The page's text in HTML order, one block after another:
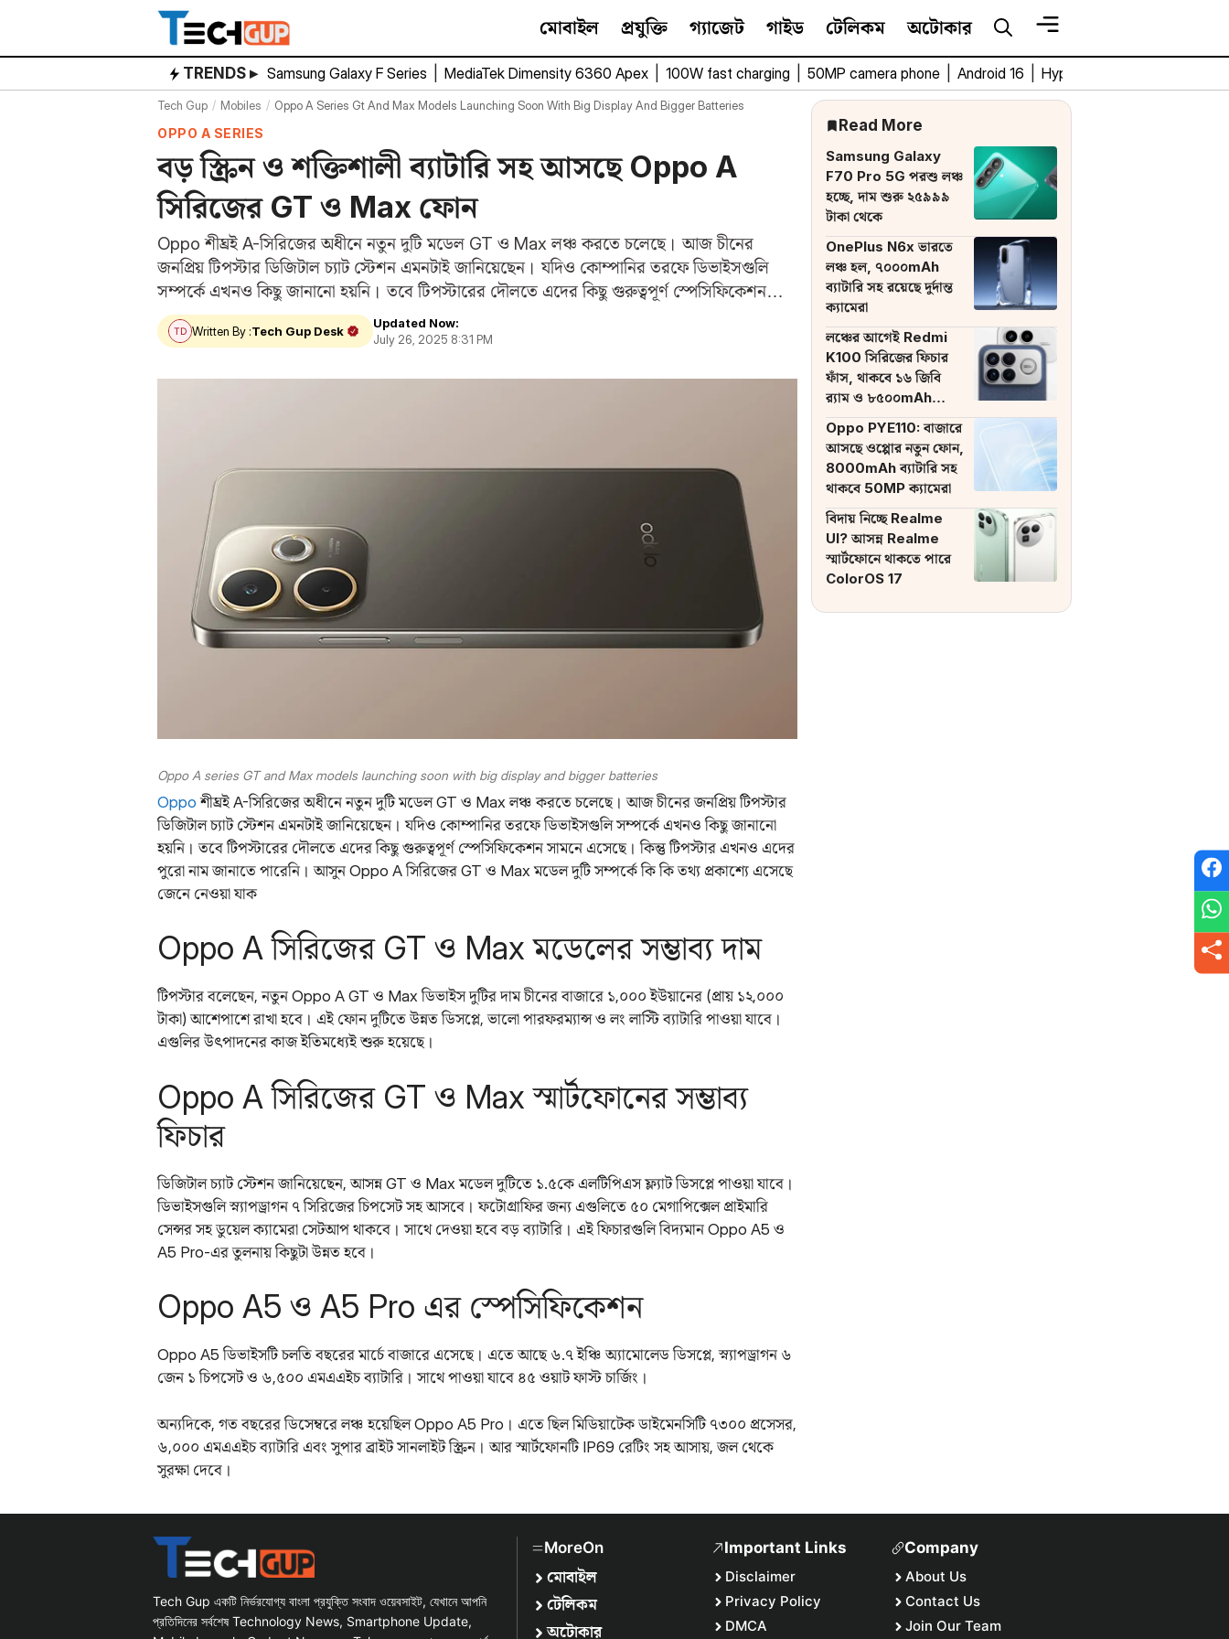
content
মোবাইল প্রযুক্তি গ্যাজেট গাইড টেলিকম অটোকার
TRENDS ▸ Samsung Galaxy F Series MediaTek Dimensity 6360 Apex 100W fast charging 50MP camera phone Android 16 HyperOS 3
Tech Gup Mobiles Oppo A Series Gt And Max Models Launching Soon With Big Display And Bigger Batteries
OPPO A SERIES
বড় স্ক্রিন ও শক্তিশালী ব্যাটারি সহ আসছে Oppo A
সিরিজের GT ও‌ Max ফোন
Oppo শীঘ্রই A-সিরিজের অধীনে নতুন দুটি মডেল GT ও Max লঞ্চ করতে চলেছে। আজ চীনের
জনপ্রিয় টিপস্টার ডিজিটাল চ্যাট স্টেশন এমনটাই জানিয়েছেন। যদিও কোম্পানির তরফে ডিভাইসগুলি
সম্পর্কে এখনও কিছু জানানো হয়নি। তবে টিপস্টারের দৌলতে এদের কিছু গুরুত্বপূর্ণ স্পেসিফিকেশন
সামনে এসেছে।…
Written By :Tech Gup Desk
Updated Now:
July 26, 2025 8:31 PM
Oppo A series GT and Max models launching soon with big display and bigger batteries
Oppo শীঘ্রই A-সিরিজের অধীনে নতুন দুটি মডেল GT ও Max লঞ্চ করতে চলেছে। আজ চীনের জনপ্রিয় টিপস্টার
ডিজিটাল চ্যাট স্টেশন এমনটাই জানিয়েছেন। যদিও কোম্পানির তরফে ডিভাইসগুলি সম্পর্কে এখনও কিছু জানানো
হয়নি। তবে টিপস্টারের দৌলতে এদের কিছু গুরুত্বপূর্ণ স্পেসিফিকেশন সামনে এসেছে। কিন্তু টিপস্টার এখনও এদের
পুরো নাম জানাতে পারেনি। আসুন Oppo A সিরিজের GT ও Max‌ মডেল দুটি সম্পর্কে কি কি তথ্য প্রকাশ্যে এসেছে
জেনে নেওয়া যাক
Oppo A সিরিজের GT ও Max‌ মডেলের সম্ভাব্য দাম
টিপস্টার‌ বলেছেন, নতুন Oppo A GT ও Max ডিভাইস দুটির দাম চীনের বাজারে ১,০০০ ইউয়ানের (প্রায় ১২,০০০
টাকা) আশেপাশে রাখা হবে। এই ফোন দুটিতে উন্নত ডিসপ্লে, ভালো পারফরম্যান্স ও লং লাস্টি ব্যাটারি পাওয়া যাবে।
এগুলির উৎপাদনের কাজ ইতিমধ্যেই শুরু হয়েছে।
Oppo A সিরিজের GT ও Max‌ স্মার্টফোনের সম্ভাব্য
ফিচার
ডিজিটাল চ্যাট স্টেশন জানিয়েছেন, আসন্ন GT ও Max‌ মডেল দুটিতে ১.৫কে এলটিপিএস ফ্ল্যাট ডিসপ্লে পাওয়া যাবে।
ডিভাইসগুলি স্ন্যাপড্রাগন ৭ সিরিজের চিপসেট সহ আসবে। ফটোগ্রাফির জন্য এগুলিতে ৫০ মেগাপিক্সেল প্রাইমারি
সেন্সর সহ ডুয়েল ক্যামেরা সেটআপ থাকবে। সাথে দেওয়া হবে বড় ব্যাটারি। এই ফিচারগুলি বিদ্যমান Oppo A5 ও
A5 Pro-এর তুলনায় কিছুটা উন্নত হবে।
Oppo A5 ও A5 Pro এর স্পেসিফিকেশন
Oppo A5 ডিভাইসটি চলতি বছরের মার্চে বাজারে এসেছে। এতে আছে ৬.৭ ইঞ্চি অ্যামোলেড ডিসপ্লে, স্ন্যাপড্রাগন ৬
জেন ১ চিপসেট ও ৬,৫০০ এমএএইচ ব্যাটারি। সাথে পাওয়া যাবে ৪৫ ওয়াট ফাস্ট চার্জিং।
অন্যদিকে, গত বছরের ডিসেম্বরে লঞ্চ হয়েছিল Oppo A5 Pro। এতে ছিল মিডিয়াটেক ডাইমেনসিটি ৭৩০০ প্রসেসর,
৬,০০০ এমএএইচ ব্যাটারি এবং সুপার ব্রাইট সানলাইট স্ক্রিন। আর স্মার্টফোনটি IP69 রেটিং সহ আসায়, জল থেকে
সুরক্ষা দেবে।
Read More
Samsung Galaxy
F70 Pro 5G পরশু লঞ্চ
হচ্ছে, দাম শুরু ২৫৯৯৯
টাকা থেকে
OnePlus N6x ভারতে
লঞ্চ হল, ৭০০০mAh
ব্যাটারি সহ রয়েছে দুর্দান্ত
ক্যামেরা
লঞ্চের আগেই Redmi
K100 সিরিজের ফিচার
ফাঁস, থাকবে ১৬ জিবি
র‌্যাম ও ৮৫০০mAh
ব্যাটারি
Oppo PYE110: বাজারে
আসছে ওপ্পোর নতুন ফোন,
8000mAh ব্যাটারি সহ
থাকবে 50MP ক্যামেরা
বিদায় নিচ্ছে Realme
UI? আসন্ন Realme
স্মার্টফোনে থাকতে পারে
ColorOS 17
Tech Gup একটি নির্ভরযোগ্য বাংলা প্রযুক্তি সংবাদ ওয়েবসাইট, যেখানে আপনি
প্রতিদিনের সর্বশেষ Technology News, Smartphone Update,
MoreOn
মোবাইল
টেলিকম
অটোকার
Important Links
Disclaimer
Privacy Policy
DMCA
Company
About Us
Contact Us
Join Our Team